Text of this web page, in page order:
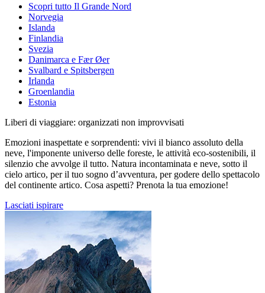
Scopri tutto Il Grande Nord
Norvegia
Islanda
Finlandia
Svezia
Danimarca e Fær Øer
Svalbard e Spitsbergen
Irlanda
Groenlandia
Estonia
Liberi di viaggiare: organizzati non improvvisati
Emozioni inaspettate e sorprendenti: vivi il bianco assoluto della
neve, l'imponente universo delle foreste, le attività eco-sostenibili, il
silenzio che avvolge il tutto. Natura incontaminata e neve, sotto il
cielo artico, per il tuo sogno d’avventura, per godere dello spettacolo
del continente artico. Cosa aspetti? Prenota la tua emozione!
Lasciati ispirare